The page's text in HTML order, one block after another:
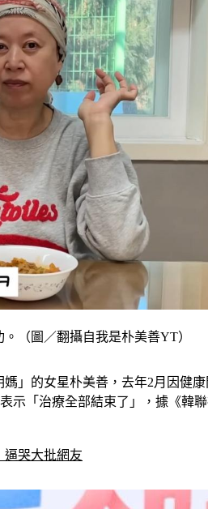
（圖／翻攝自我是朴美善YT）
」的女星朴美善，去年2月因健
示「治療全部結束了」，據《
逼哭大批網友